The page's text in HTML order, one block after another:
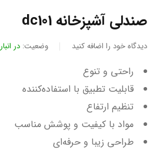
صندلی آشپزخانه dc101
دیدگاه خود را اضافه کنید وضعیت: در انبار
راحتی و تنوع
قابلیت تطبیق با استفاده‌کننده
تنظیم ارتفاع
مواد با کیفیت و پوشش مناسب
طراحی زیبا و حرفه‌ای